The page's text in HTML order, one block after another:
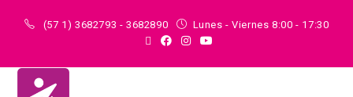
(57 1) 3682793 - 3682890 Lunes - Viernes 8:00 - 17:30